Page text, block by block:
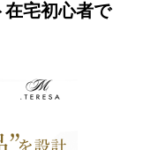
宅初心者で